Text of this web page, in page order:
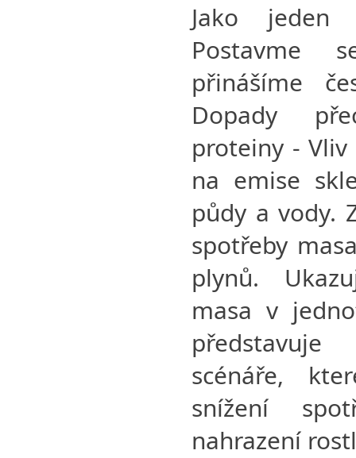
Jako jeden
Postavme
přinášíme
Dopady
proteiny - Vliv
na emise
půdy a vody.
spotřeby
plynů.
masa v
scénáře,
snížení
nahrazení